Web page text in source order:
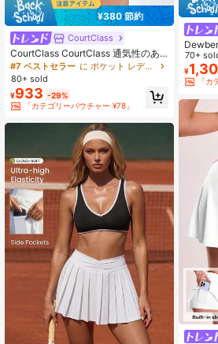
¥380 節約
CourtClass
CourtClass CourtClass 通気性のあ
る柔らかさのプリーツテニススコー
トテニススカートセット
#7 ベストセラー
に ポケット レディーススポーツスカート＆スコート
80+ sold
¥933 -29%
「カテゴリーバウチャー ¥78」
ート ス
き プレ
70+
¥
「